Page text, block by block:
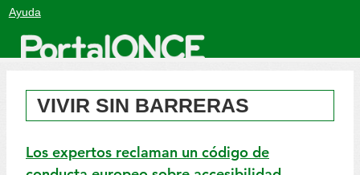
Ayuda
VIVIR SIN BARRERAS
Los expertos reclaman un código de